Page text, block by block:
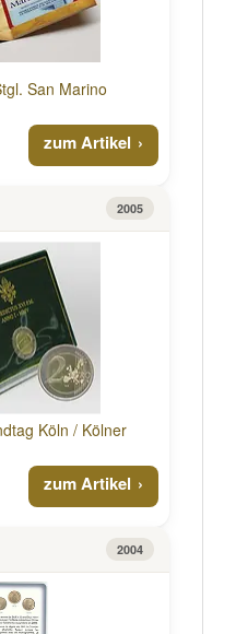
San Marino
zum Artikel
2005
Köln / Kölner
zum Artikel
2004